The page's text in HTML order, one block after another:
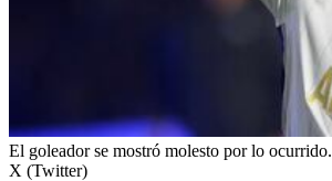
El goleador se mostró molesto por lo ocurrido.
X (Twitter)